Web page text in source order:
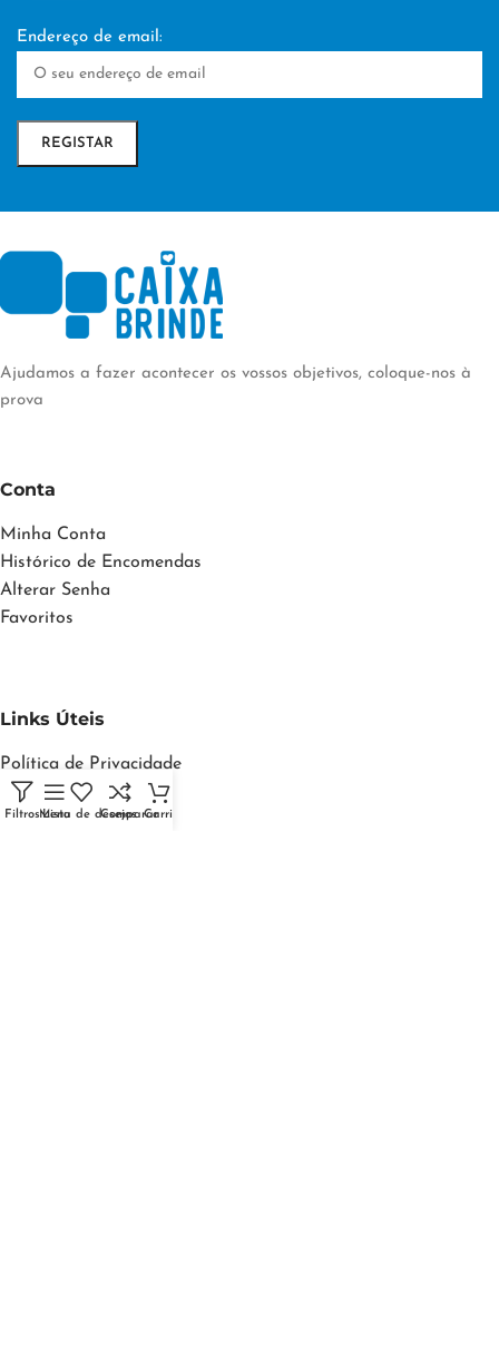
Endereço de email:
Ajudamos a fazer acontecer os vossos objetivos, coloque-nos à
prova
Conta
Minha Conta
Histórico de Encomendas
Alterar Senha
Favoritos
Links Úteis
Política de Privacidade
Política de Cookies
Termos e Condições
FiltrosMenu
Lista de desejos
CompararCarrinho